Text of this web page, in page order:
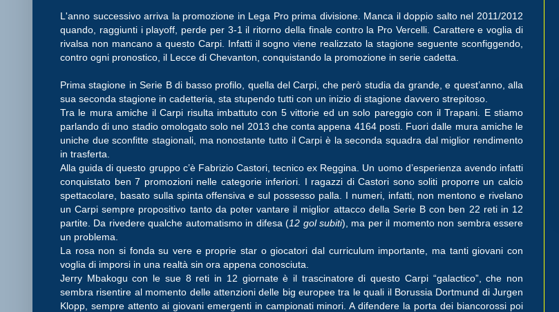
L'anno successivo arriva la promozione in Lega Pro prima divisione. Manca il doppio salto nel 2011/2012
quando, raggiunti i playoff, perde per 3-1 il ritorno della finale contro la Pro Vercelli. Carattere e voglia di
rivalsa non mancano a questo Carpi. Infatti il sogno viene realizzato la stagione seguente sconfiggendo,
contro ogni pronostico, il Lecce di Chevanton, conquistando la promozione in serie cadetta.
Prima stagione in Serie B di basso profilo, quella del Carpi, che però studia da grande, e quest’anno, alla
sua seconda stagione in cadetteria, sta stupendo tutti con un inizio di stagione davvero strepitoso.
Tra le mura amiche il Carpi risulta imbattuto con 5 vittorie ed un solo pareggio con il Trapani. E stiamo
parlando di uno stadio omologato solo nel 2013 che conta appena 4164 posti. Fuori dalle mura amiche le
uniche due sconfitte stagionali, ma nonostante tutto il Carpi è la seconda squadra dal miglior rendimento
in trasferta.
Alla guida di questo gruppo c’è Fabrizio Castori, tecnico ex Reggina. Un uomo d’esperienza avendo infatti
conquistato ben 7 promozioni nelle categorie inferiori. I ragazzi di Castori sono soliti proporre un calcio
spettacolare, basato sulla spinta offensiva e sul possesso palla. I numeri, infatti, non mentono e rivelano
un Carpi sempre propositivo tanto da poter vantare il miglior attacco della Serie B con ben 22 reti in 12
partite. Da rivedere qualche automatismo in difesa (12 gol subiti), ma per il momento non sembra essere
un problema.
La rosa non si fonda su vere e proprie star o giocatori dal curriculum importante, ma tanti giovani con
voglia di imporsi in una realtà sin ora appena conosciuta.
Jerry Mbakogu con le sue 8 reti in 12 giornate è il trascinatore di questo Carpi “galactico”, che non
sembra risentire al momento delle attenzioni delle big europee tra le quali il Borussia Dortmund di Jurgen
Klopp, sempre attento ai giovani emergenti in campionati minori. A difendere la porta dei biancorossi poi